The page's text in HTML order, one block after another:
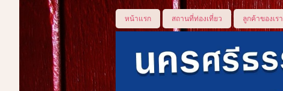
หน้าแรก สถานที่ท่องเที่ยว ลูกค้าของเรา